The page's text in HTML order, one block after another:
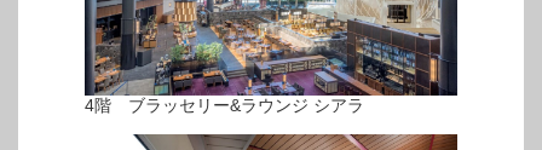
4階 ブラッセリー&ラウンジ シアラ